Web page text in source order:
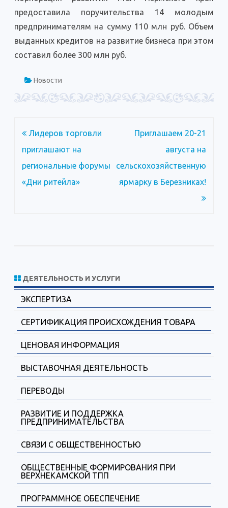
предоставила поручительства 14 молодым
предпринимателям на сумму 110 млн руб. Объем
выданных кредитов на развитие бизнеса при этом
составил более 300 млн руб.
Новости
Навигация
по
записям
Лидеров торговли
приглашают на
региональные форумы
«Дни ритейла»
Приглашаем 20-21
августа на
сельскохозяйственную
ярмарку в Березниках!
ДЕЯТЕЛЬНОСТЬ И УСЛУГИ
ЭКСПЕРТИЗА
СЕРТИФИКАЦИЯ ПРОИСХОЖДЕНИЯ ТОВАРА
ЦЕНОВАЯ ИНФОРМАЦИЯ
ВЫСТАВОЧНАЯ ДЕЯТЕЛЬНОСТЬ
ПЕРЕВОДЫ
РАЗВИТИЕ И ПОДДЕРЖКА
ПРЕДПРИНИМАТЕЛЬСТВА
СВЯЗИ С ОБЩЕСТВЕННОСТЬЮ
ОБЩЕСТВЕННЫЕ ФОРМИРОВАНИЯ ПРИ
ВЕРХНЕКАМСКОЙ ТПП
ПРОГРАММНОЕ ОБЕСПЕЧЕНИЕ